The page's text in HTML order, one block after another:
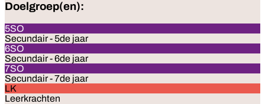
Doelgroep(en):
5SO
Secundair - 5de jaar
6SO
Secundair - 6de jaar
7SO
Secundair - 7de jaar
LK
Leerkrachten